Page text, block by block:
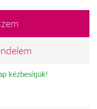
kézbesítjük!